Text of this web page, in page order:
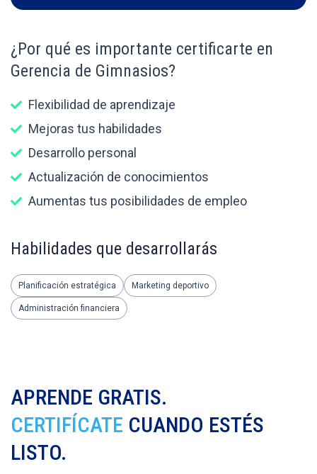
¿Por qué es importante certificarte en
Gerencia de Gimnasios?
Flexibilidad de aprendizaje
Mejoras tus habilidades
Desarrollo personal
Actualización de conocimientos
Aumentas tus posibilidades de empleo
Habilidades que desarrollarás
Planificación estratégica Marketing deportivo
Administración financiera
APRENDE GRATIS.
CERTIFÍCATE CUANDO ESTÉS
LISTO.